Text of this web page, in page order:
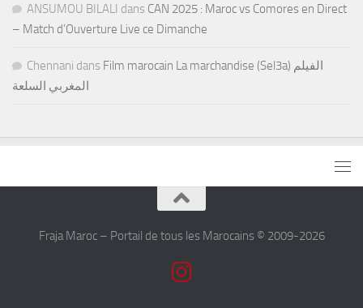
ANSUMOU BILALI dans CAN 2025 : Maroc vs Comores en Direct
– Match d’Ouverture Live ce Dimanche
Chennani dans Film marocain La marchandise (Sel3a) الفيلم
المغربي السلعة
Fraja Maroc – Portail de tous les Marocains © 2009-2026